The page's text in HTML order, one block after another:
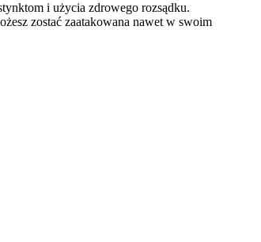
i użycia zdrowego rozsądku.
zostać zaatakowana nawet w swoim